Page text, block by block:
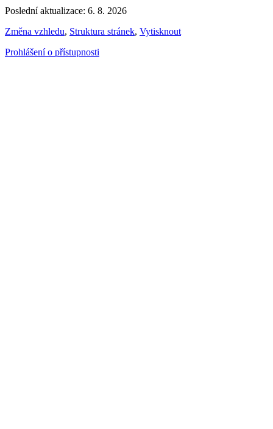
Poslední aktualizace: 6. 8. 2026
Změna vzhledu, Struktura stránek, Vytisknout
Prohlášení o přístupnosti